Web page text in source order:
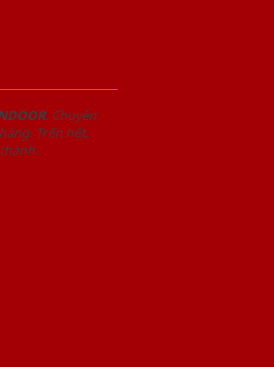
. Chuyên
Trên hết,